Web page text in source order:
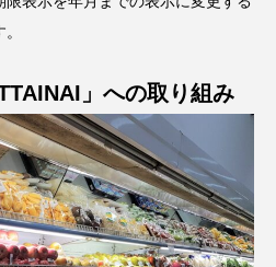
」への取り組み